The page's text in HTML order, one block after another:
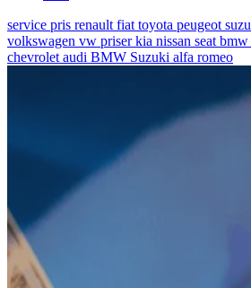
service pris renault fiat toyota peugeot
volkswagen vw priserkia nissan seat bmw
chevrolet audi BMW Suzuki alfa romeo